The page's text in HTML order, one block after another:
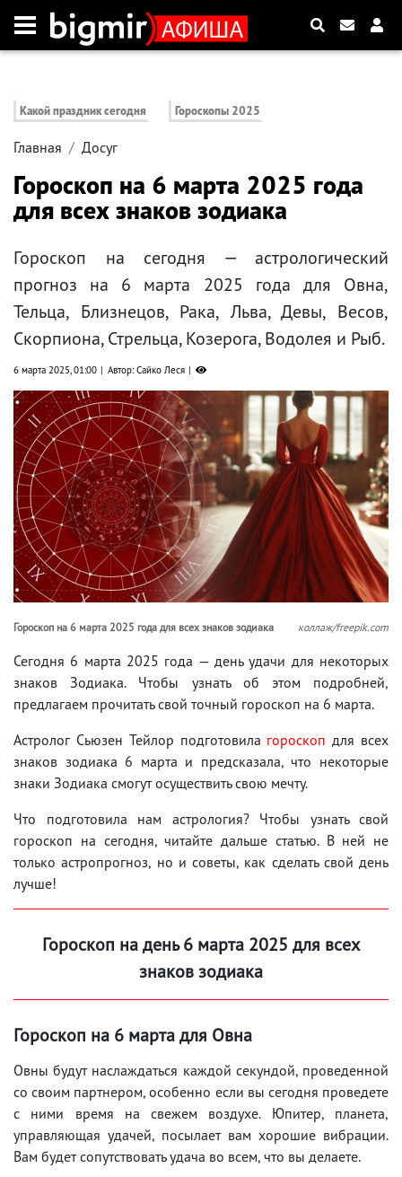
Какой праздник сегодня Гороскопы 2025
Главная Досуг
Гороскоп на 6 марта 2025 года
для всех знаков зодиака
Гороскоп на сегодня — астрологический
прогноз на 6 марта 2025 года для Овна,
Тельца, Близнецов, Рака, Льва, Девы, Весов,
Скорпиона, Стрельца, Козерога, Водолея и Рыб.
6 марта 2025, 01:00 Автор: Сайко Леся
Гороскоп на 6 марта 2025 года для всех знаков зодиака коллаж/freepik.com
Сегодня 6 марта 2025 года — день удачи для некоторых
знаков Зодиака. Чтобы узнать об этом подробней,
предлагаем прочитать свой точный гороскоп на 6 марта.
Астролог Сьюзен Тейлор подготовила гороскоп для всех
знаков зодиака 6 марта и предсказала, что некоторые
знаки Зодиака смогут осуществить свою мечту.
Что подготовила нам астрология? Чтобы узнать свой
гороскоп на сегодня, читайте дальше статью. В ней не
только астропрогноз, но и советы, как сделать свой день
лучше!
Гороскоп на день 6 марта 2025 для всех
знаков зодиака
Гороскоп на 6 марта для Овна
Овны будут наслаждаться каждой секундой, проведенной
со своим партнером, особенно если вы сегодня проведете
с ними время на свежем воздухе. Юпитер, планета,
управляющая удачей, посылает вам хорошие вибрации.
Вам будет сопутствовать удача во всем, что вы делаете.